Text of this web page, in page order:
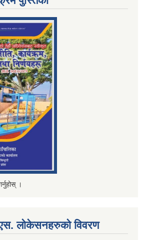
।
लोकेसनहरुको विवरण